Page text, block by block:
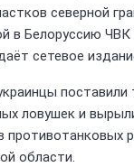
северной
в Белоруссию ЧВК
сетевое
поставили
ловушек и
противотанковых
области.